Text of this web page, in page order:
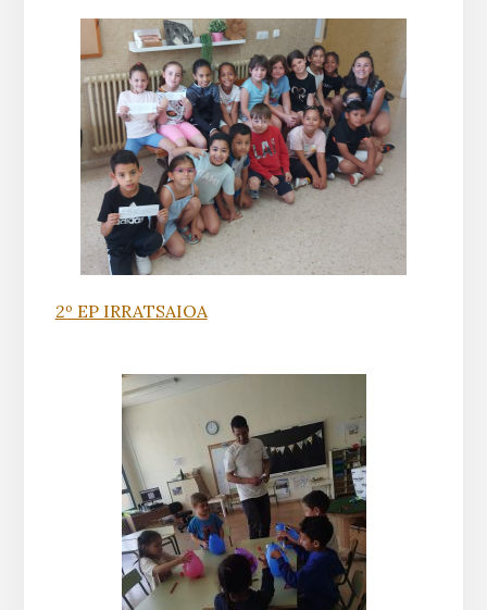
2º EP IRRATSAIOA